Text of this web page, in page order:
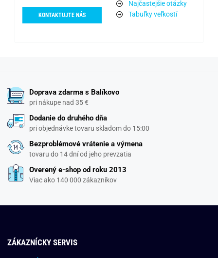
KONTAKTUJTE NÁS
Najčastejšie otázky
Tabuľky veľkostí
Doprava zdarma s Balíkovo
pri nákupe nad 35 €
Dodanie do druhého dňa
pri objednávke tovaru skladom do 15:00
Bezproblémové vrátenie a výmena
tovaru do 14 dní od jeho prevzatia
Overený e-shop od roku 2013
Viac ako 140 000 zákazníkov
ZÁKAZNÍCKY SERVIS